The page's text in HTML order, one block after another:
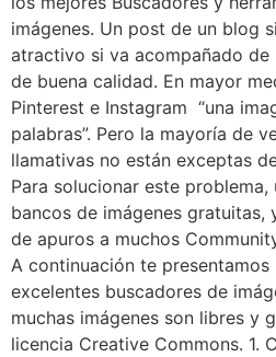
imágenes. Un post de un blog
atractivo si va acompañado de
de buena calidad. En mayor
Pinterest e Instagram “una
palabras”. Pero la mayoría de
llamativas no están exceptas
Para solucionar este
bancos de imágenes gratuitas,
de apuros a muchos
A continuación te presentamos
excelentes buscadores de
muchas imágenes son libres y
licencia Creative Commons. 1.